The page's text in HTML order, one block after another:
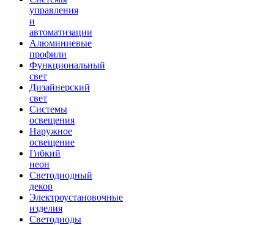
управления
и
автоматизации
Алюминиевые
профили
Функциональный
свет
Дизайнерский
свет
Системы
освещения
Наружное
освещение
Гибкий
неон
Светодиодный
декор
Электроустановочные
изделия
Светодиоды